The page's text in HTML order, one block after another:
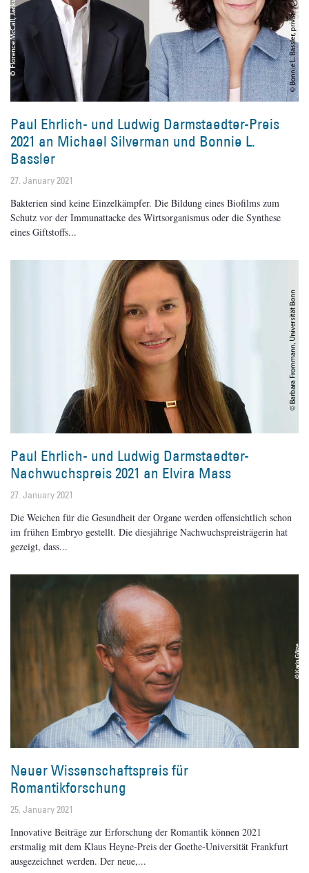
Paul Ehrlich- und Ludwig Darmstaedter-Preis
2021 an Michael Silverman und Bonnie L.
Bassler
27. January 2021
Bakterien sind keine Einzelkämpfer. Die Bildung eines Biofilms zum
Schutz vor der Immunattacke des Wirtsorganismus oder die Synthese
eines Giftstoffs
Paul Ehrlich- und Ludwig Darmstaedter-
Nachwuchspreis 2021 an Elvira Mass
27. January 2021
Die Weichen für die Gesundheit der Organe werden offensichtlich schon
im frühen Embryo gestellt. Die diesjährige Nachwuchspreisträgerin hat
gezeigt, dass
Neuer Wissenschaftspreis für
Romantikforschung
25. January 2021
Innovative Beiträge zur Erforschung der Romantik können 2021
erstmalig mit dem Klaus Heyne-Preis der Goethe-Universität Frankfurt
ausgezeichnet werden. Der neue,